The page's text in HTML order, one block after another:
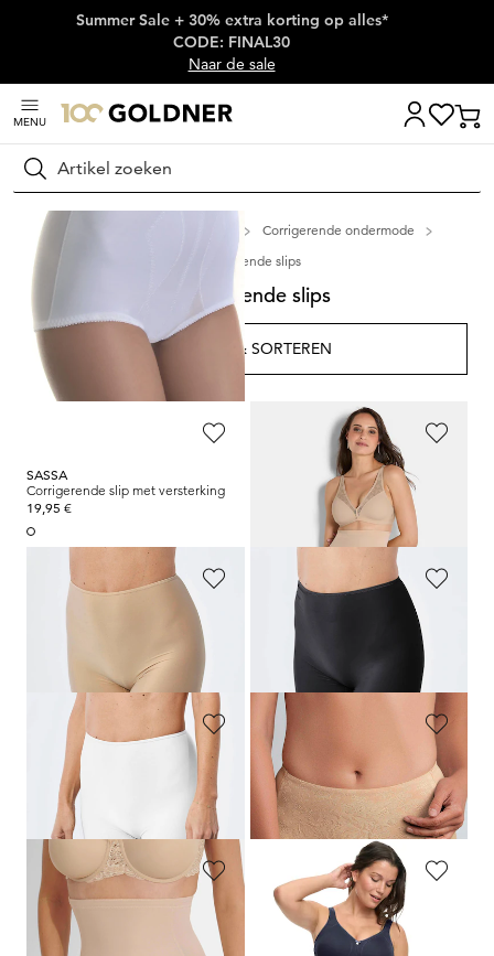
Skip naar hoofdinhoud
Summer Sale + 30% extra korting op alles*
CODE: FINAL30
Naar de sale
MENU
Zoeken
Thuis
Corrigerende ondermode
Corrigerende slips
Corrigerende slips
artikelen
FILTER & SORTEREN
SASSA
Corrigerende slip met versterking
19,95 €
MISS PERFECT DESSOUS
Slip met lange pijpjes
MISS MARY
Slip met verkoelende functie
29,95 €
MISS MARY
Slip met verkoelende functie
29,95 €
MISS PERFECT DESSOUS
Corrigerende jacquardslip
38,97 € 64,95 €
NAOMI & NICOLE
Taillehoge, corrigerende slip
69,95 €
SUSA
Corrigerende slip
32,95 €